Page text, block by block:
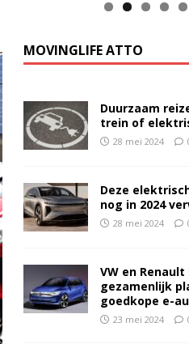
MOVINGLIFE ATTO
Duurzaam
trein of
28 mei 2024
Deze
nog in 2024
28 mei 2024
VW en
gezamenlijk
goedkope e-
23 mei 2024